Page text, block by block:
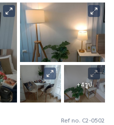
+4 รูป
Ref no. C2-0502